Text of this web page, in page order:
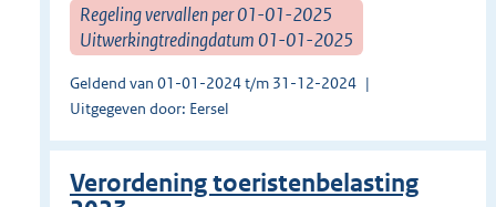
Regeling vervallen per 01-01-2025
Uitwerkingtredingdatum 01-01-2025
Geldend van 01-01-2024 t/m 31-12-2024
Uitgegeven door: Eersel
Verordening toeristenbelasting